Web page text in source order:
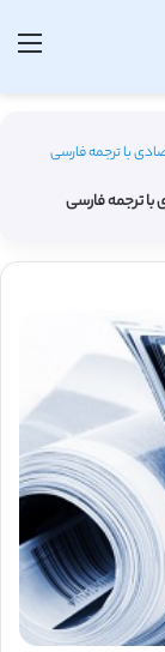
با ترجمه فارسی
با ترجمه فارسی